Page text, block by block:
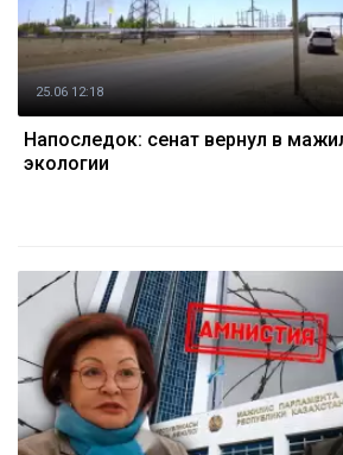
25.06 12:18
Напоследок: сенат вернул в
экологии